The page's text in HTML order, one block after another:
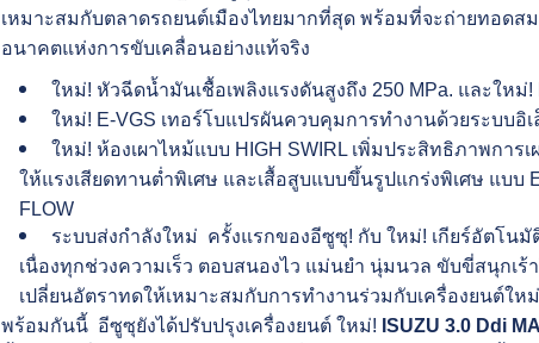
เหมาะสมกับตลาดรถยนต์เมืองไทยมากที่สุด พร้อมที่จะถ่ายทอดส
อนาคตแห่งการขับเคลื่อนอย่างแท้จริง
ใหม่! หัวฉีดน้ำมันเชื้อเพลิงแรงดันสูงถึง 250 MPa. และใหม่
ใหม่! E-VGS เทอร์โบแปรผันควบคุมการทำงานด้วยระบบอิ
ใหม่! ห้องเผาไหม้แบบ HIGH SWIRL เพิ่มประสิทธิภาพกา
ให้แรงเสียดทานต่ำพิเศษ และเสื้อสูบแบบขึ้นรูปแกร่งพิเศษ แบ
FLOW
ระบบส่งกำลังใหม่ ครั้งแรกของอีซูซุ! กับ ใหม่! เกียร์อัตโน
เนื่องทุกช่วงความเร็ว ตอบสนองไว แม่นยำ นุ่มนวล ขับขี่สนุกเร้
เปลี่ยนอัตราทดให้เหมาะสมกับการทำงานร่วมกับเครื่องยนต์ใหม่
พร้อมกันนี้ อีซูซุยังได้ปรับปรุงเครื่องยนต์ ใหม่! ISUZU 3.0 Ddi